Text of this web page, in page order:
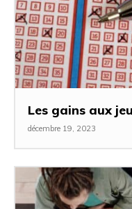
Les gains aux
décembre 19, 2023